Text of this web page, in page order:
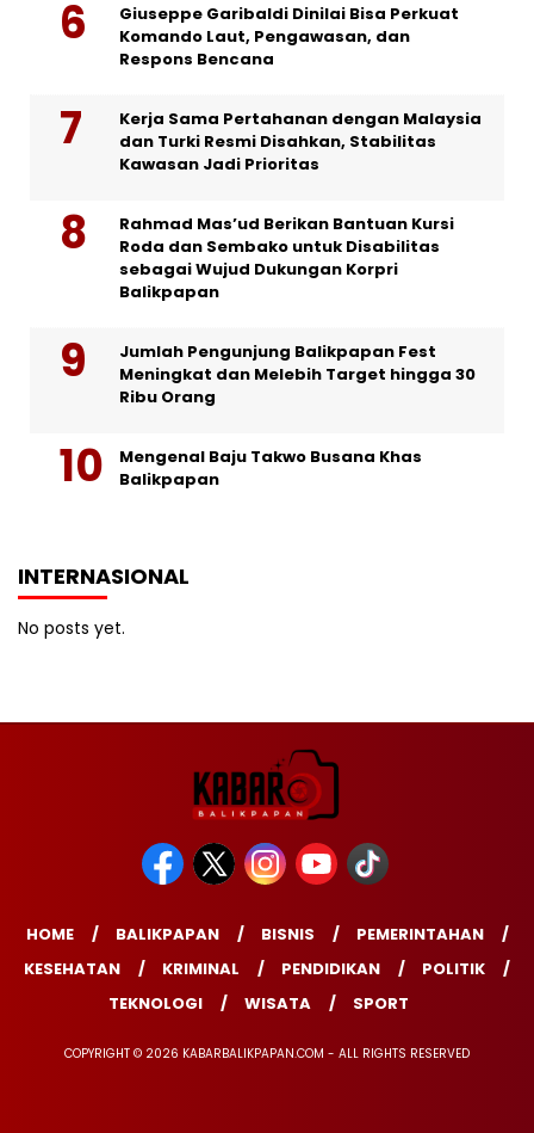
Giuseppe Garibaldi Dinilai Bisa Perkuat
Komando Laut, Pengawasan, dan
Respons Bencana
Kerja Sama Pertahanan dengan Malaysia
dan Turki Resmi Disahkan, Stabilitas
Kawasan Jadi Prioritas
Rahmad Mas’ud Berikan Bantuan Kursi
Roda dan Sembako untuk Disabilitas
sebagai Wujud Dukungan Korpri
Balikpapan
Jumlah Pengunjung Balikpapan Fest
Meningkat dan Melebih Target hingga 30
Ribu Orang
Mengenal Baju Takwo Busana Khas
Balikpapan
INTERNASIONAL
No posts yet.
HOME BALIKPAPAN BISNIS
PEMERINTAHAN
KESEHATAN
KRIMINAL PENDIDIKAN
POLITIK
TEKNOLOGI
WISATA SPORT
COPYRIGHT © 2026 KABARBALIKPAPAN.COM - ALL RIGHTS RESERVED